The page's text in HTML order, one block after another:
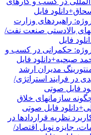
فایل
راهبردهای وزارت
بالادستی صنعت نفت/
فایل
حکمرانی در کسب و
صبحیه+دانلود فایل
مدیران ارشد
در فرایند استراتژی/
فایل صوتی
سازمانهای خلاق
فایل صوتی
نظریه قراردادها در
جایزه نوبل اقتصاد/